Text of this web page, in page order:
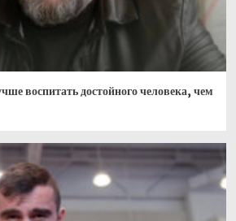
воспитать достойного человека, чем